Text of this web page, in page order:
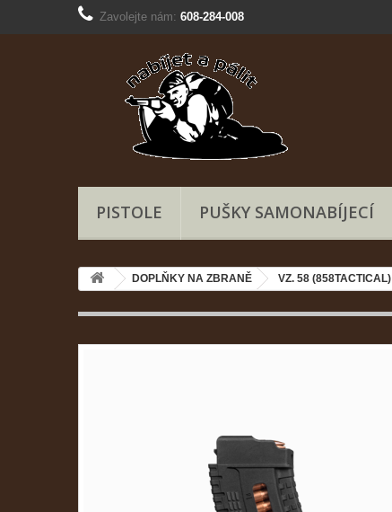
Zavolejte nám: 608-284-008
PISTOLE PUŠKY SAMONABÍJECÍ
DOPLŇKY NA ZBRANĚ VZ. 58 (858TACTICAL)